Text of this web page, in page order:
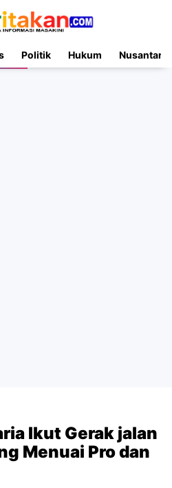
Politik Hukum Nusantara
Ikut Gerak jalan
Menuai Pro dan